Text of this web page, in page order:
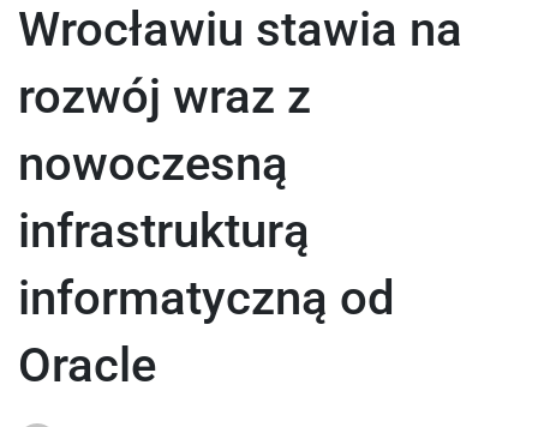
Wrocławiu stawia na
rozwój wraz z
nowoczesną
infrastrukturą
informatyczną od
Oracle